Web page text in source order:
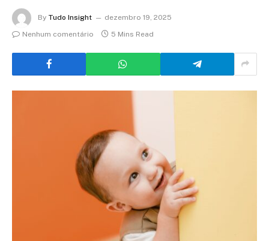
By Tudo Insight
dezembro 19, 2025
Nenhum comentário
5 Mins Read